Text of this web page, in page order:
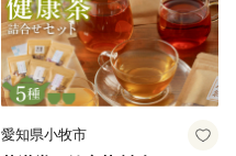
愛知県小牧市